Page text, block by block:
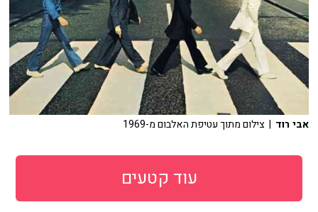
אבי רוד | צילום מתוך עטיפת האלבום מ-1969
עוד קטעים